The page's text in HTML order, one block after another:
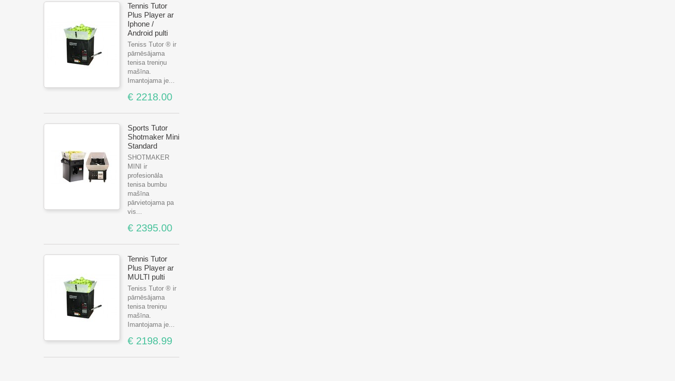
Tennis Tutor
Plus Player ar
Iphone /
Android pulti
Teniss Tutor ® ir
pārnēsājama
tenisa treniņu
mašīna.
Imantojama je...
€ 2218.00
Sports Tutor
Shotmaker Mini
Standard
SHOTMAKER
MINI ir
profesionāla
tenisa bumbu
mašīna
pārvietojama pa
vis...
€ 2395.00
Tennis Tutor
Plus Player ar
MULTI pulti
Teniss Tutor ® ir
pārnēsājama
tenisa treniņu
mašīna.
Imantojama je...
€ 2198.99